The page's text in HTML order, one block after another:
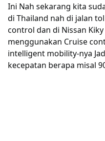
Ini Nah sekarang kita
di Thailand nah di jalan
control dan di Nissan
menggunakan Cruise
intelligent mobility-nya
kecepatan berapa misal